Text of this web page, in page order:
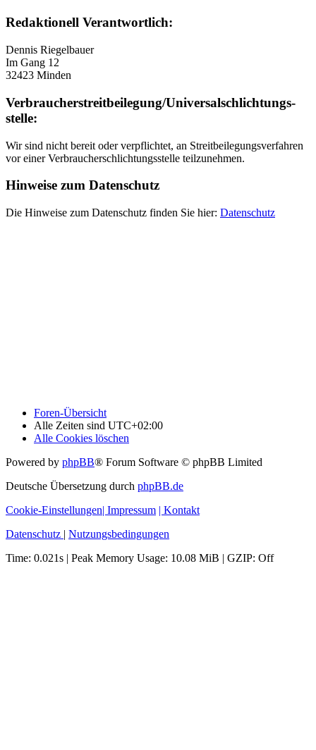
Redaktionell Verantwortlich:
Dennis Riegelbauer
Im Gang 12
32423 Minden
Verbraucher­streit­beilegung/Universal­schlichtungs­
stelle:
Wir sind nicht bereit oder verpflichtet, an Streitbeilegungsverfahren
vor einer Verbraucherschlichtungsstelle teilzunehmen.
Hinweise zum Datenschutz
Die Hinweise zum Datenschutz finden Sie hier: Datenschutz
Foren-Übersicht
Alle Zeiten sind UTC+02:00
Alle Cookies löschen
Powered by phpBB® Forum Software © phpBB Limited
Deutsche Übersetzung durch phpBB.de
Cookie-Einstellungen| Impressum | Kontakt
Datenschutz | Nutzungsbedingungen
Time: 0.021s | Peak Memory Usage: 10.08 MiB | GZIP: Off